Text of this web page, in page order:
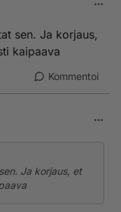
sen. Ja korjaus,
kaipaava
Kommentoi
Ja korjaus, et